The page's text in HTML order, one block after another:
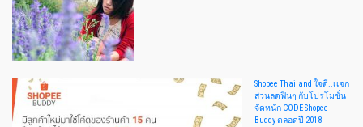
Shopee Thailand ใจดี..เเจก
ส่วนลดฟินๆ กับโปรโมชั่น
จัดหนัก CODE Shopee
Buddy ตลอดปี 2018